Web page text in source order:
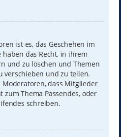
ist es, das Geschehen im
haben das Recht, in ihrem
und zu löschen und Themen
verschieben und zu teilen.
dass Mitglieder
zum Thema Passendes, oder
schreiben.